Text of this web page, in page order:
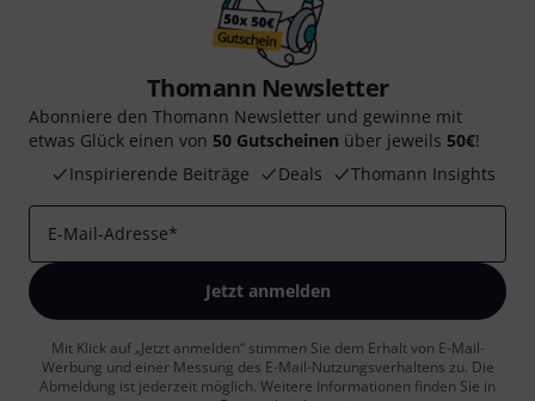
Thomann Newsletter
Abonniere den Thomann Newsletter und gewinne mit
etwas Glück einen von 50 Gutscheinen über jeweils 50€!
Inspirierende Beiträge
Deals Thomann Insights
E-Mail-Adresse*
Jetzt anmelden
Mit Klick auf „Jetzt anmelden“ stimmen Sie dem Erhalt von E-Mail-
Werbung und einer Messung des E-Mail-Nutzungsverhaltens zu. Die
Abmeldung ist jederzeit möglich. Weitere Informationen finden Sie in